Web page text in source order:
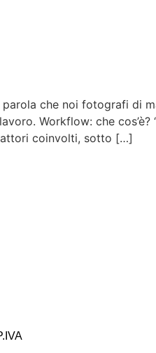
parola che noi fotografi di
Workflow: che
coinvolti, sotto […]